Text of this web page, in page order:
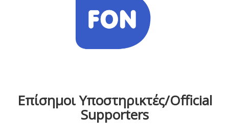
Επίσημοι Υποστηρικτές/Official
Supporters